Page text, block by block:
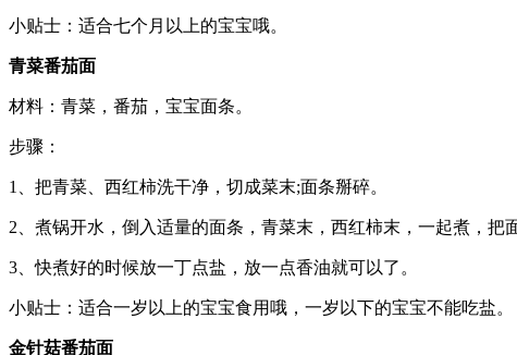
小贴士：适合七个月以上的宝宝哦。
青菜番茄面
材料：青菜，番茄，宝宝面条。
步骤：
1、把青菜、西红柿洗干净，切成菜末;面条掰碎。
2、煮锅开水，倒入适量的面条，青菜末，西红柿末，一起煮，把
3、快煮好的时候放一丁点盐，放一点香油就可以了。
小贴士：适合一岁以上的宝宝食用哦，一岁以下的宝宝不能吃盐。
金针菇番茄面